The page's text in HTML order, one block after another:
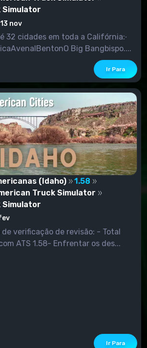
Simulator
13 nov
32 cidades em toda a Califórnia:∙
Big Bangbispo....
Ir Para
(Idaho)
1.58
Truck Simulator
Simulator
de verificação de revisão: - Total
ATS 1.58- Enfrentar os des...
Ir Para